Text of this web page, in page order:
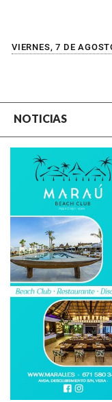
VIERNES, 7 DE
NOTICIAS